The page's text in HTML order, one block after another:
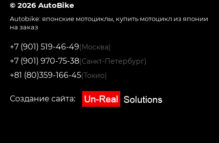
© 2026 AutoBike
Autobike: японские мотоциклы купить мотоцикл из японии
на заказ
+7 (901) 519-46-49(Москва)
+7 (901) 970-75-38(Санкт-Петербург)
+81 (80)359-166-45(Токио)
Создание сайта: